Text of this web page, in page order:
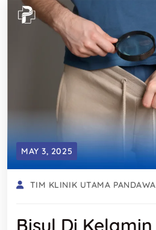
MAY 3, 2025
TIM KLINIK UTAMA PANDAWA
Bisul Di